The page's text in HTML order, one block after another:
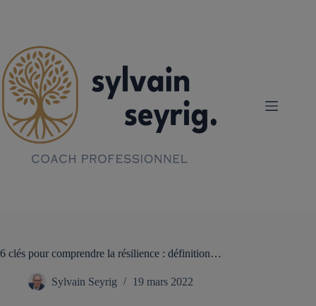
6 clés pour comprendre la résilience : définition…
Sylvain Seyrig 19 mars 2022